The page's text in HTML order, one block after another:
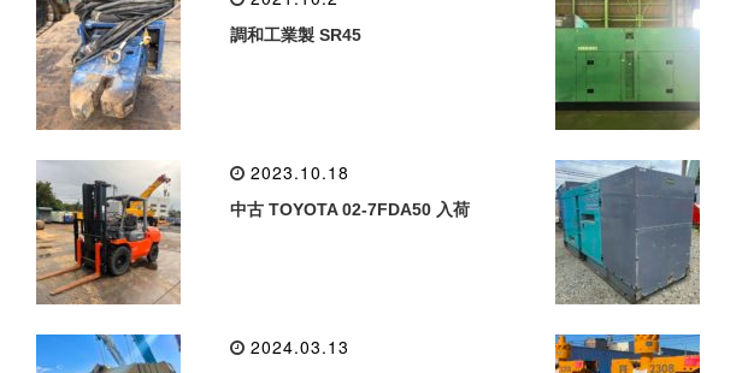
調和工業製 SR45
2023.10.18
中古 TOYOTA 02-7FDA50 入荷
2024.03.13